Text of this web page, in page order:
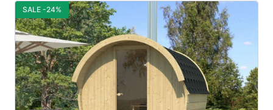
SALE -24%